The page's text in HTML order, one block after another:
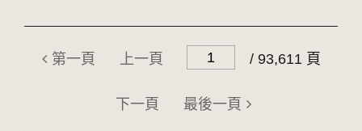
第一頁 上一頁 / 93,611 頁
下一頁 最後一頁